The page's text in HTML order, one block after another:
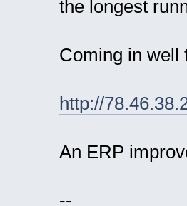
the longest
Coming in well
http://
An ERP
--